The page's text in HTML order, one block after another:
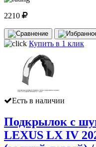
2210
Купить в 1 клик
Есть в наличии
Подкрылок с
LEXUS LX IV